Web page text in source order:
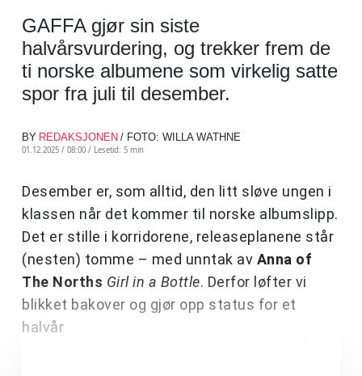
GAFFA gjør sin siste
halvårsvurdering, og trekker frem de
ti norske albumene som virkelig satte
spor fra juli til desember.
BY REDAKSJONEN / FOTO: WILLA WATHNE
01.12.2025 / 08:00 / Lesetid: 5 min
Desember er, som alltid, den litt sløve ungen i
klassen når det kommer til norske albumslipp.
Det er stille i korridorene, releaseplanene står
(nesten) tomme – med unntak av Anna of
The Norths Girl in a Bottle. Derfor løfter vi
blikket bakover og gjør opp status for et
halvår